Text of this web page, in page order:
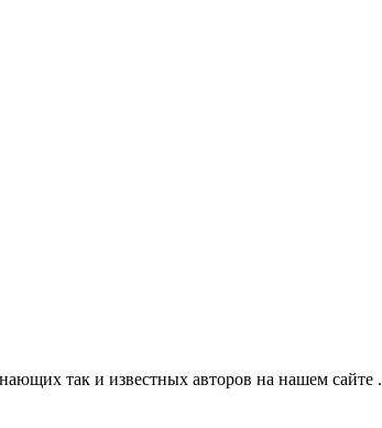
так и известных авторов на нашем сайте .